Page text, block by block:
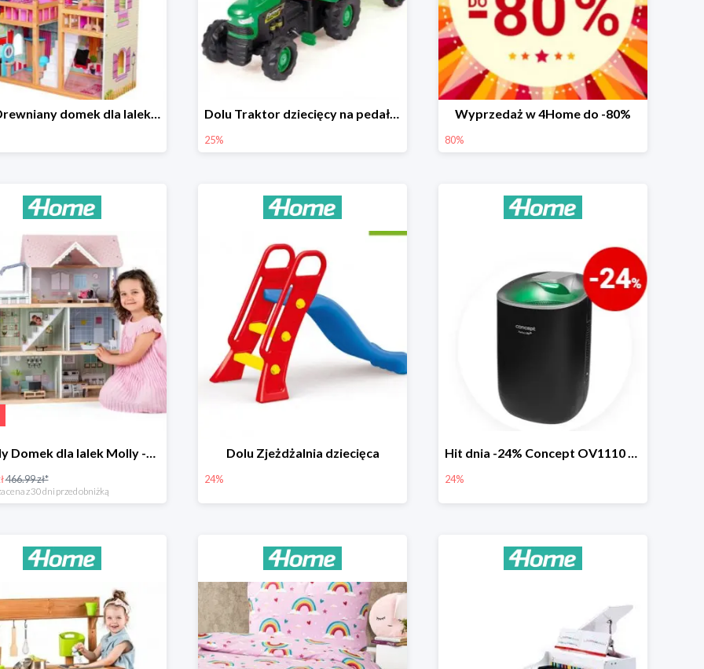
Bino Drewniany domek dla lalek z mebelkami -33% Dolu Traktor dziecięcy na pedały z przyczepką -25%
25%
Wyprzedaż w 4Home do -80%
80%
Woody Domek dla lalek Molly -78zł
466.99 zł*
cena z 30 dni przed obniżką
Dolu Zjeżdżalnia dziecięca
24%
Hit dnia -24% Concept OV1110 osuszacz powietrza Perfect Air
24%